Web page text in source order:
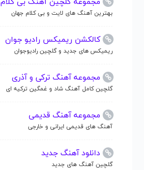
بهترین آهنگ های لایت و بی کلام جهان
کالکشن ریمیکس رادیو جوان
ریمیکس های جدید و گلچین رادیوجوان
مجموعه آهنگ ترکی و آذری
گلچین کامل آهنگ شاد و غمگین ترکیه ای
مجموعه آهنگ قدیمی
آهنگ های قدیمی ایرانی و خارجی
دانلود آهنگ جدید
گلچین آهنگ های جدید